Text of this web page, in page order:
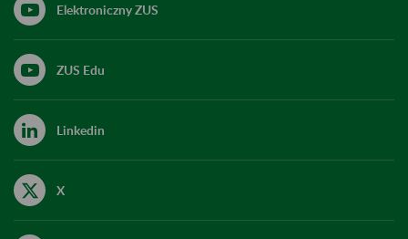
Elektroniczny ZUS
ZUS Edu
Linkedin
X